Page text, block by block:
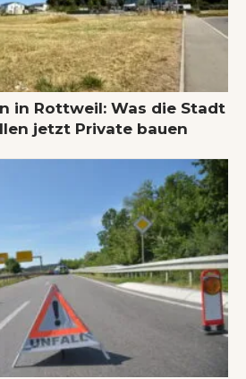
in Rottweil: Was die Stadt
jetzt Private bauen